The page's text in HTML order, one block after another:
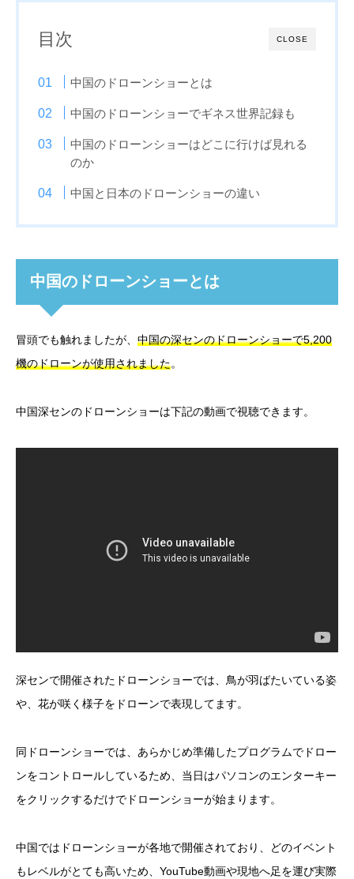
CLOSE
目次
中国のドローンショーとは
中国のドローンショーでギネス世界記録も
中国のドローンショーはどこに行けば見れる
のか
中国と日本のドローンショーの違い
中国のドローンショーとは
冒頭でも触れましたが、 中国の深センのドローンショーで5,200
機のドローンが使用されました。
中国深センのドローンショーは下記の動画で視聴できます。
深センで開催されたドローンショーでは、鳥が羽ばたいている姿
や、花が咲く様子をドローンで表現してます。
同ドローンショーでは、あらかじめ準備したプログラムでドロー
ンをコントロールしているため、当日はパソコンのエンターキー
をクリックするだけでドローンショーが始まります。
中国ではドローンショーが各地で開催されており、どのイベント
もレベルがとても高いため、YouTube動画や現地へ足を運び実際